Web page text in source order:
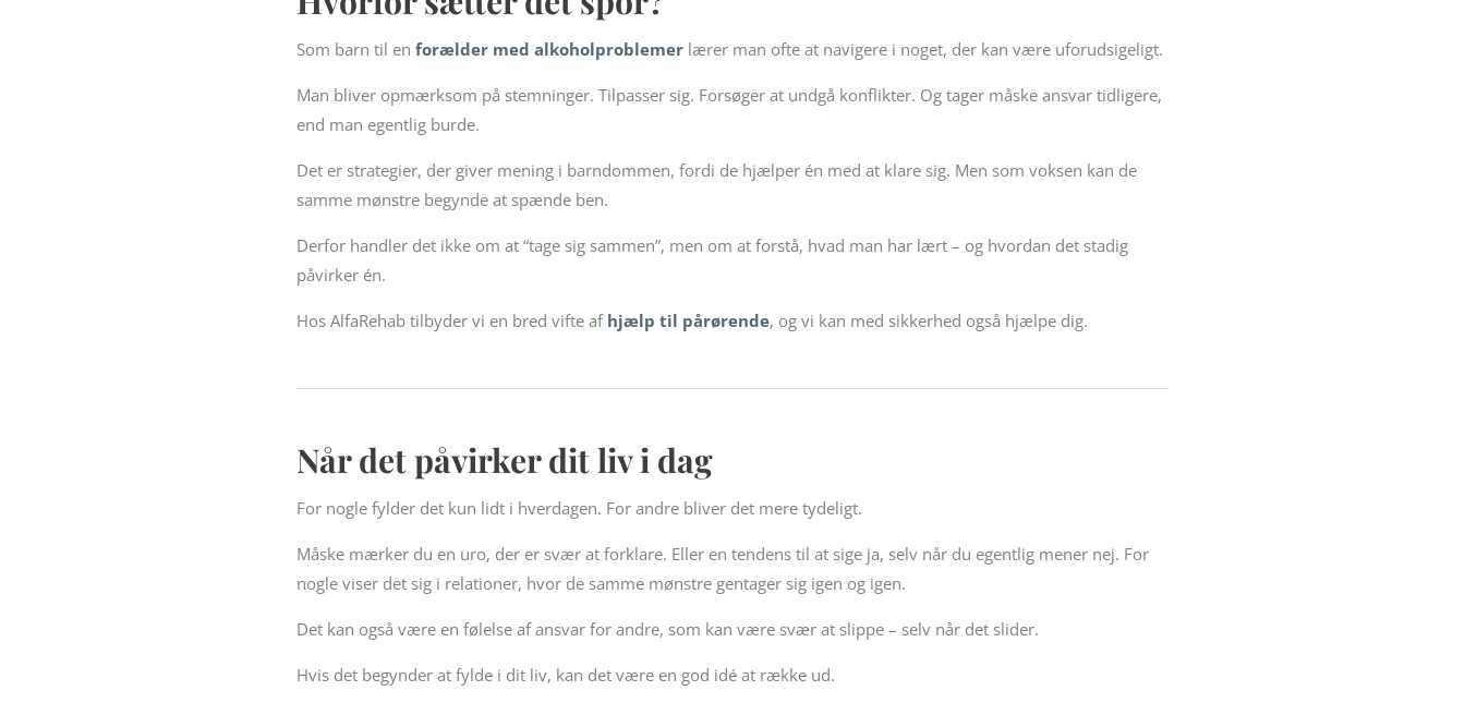
Som barn til en forælder med alkoholproblemer lærer man ofte at navigere i noget, der kan være uforudsigeligt.
Man bliver opmærksom på stemninger. Tilpasser sig. Forsøger at undgå konflikter. Og tager måske ansvar tidligere,
end man egentlig burde.
Det er strategier, der giver mening i barndommen, fordi de hjælper én med at klare sig. Men som voksen kan de
samme mønstre begynde at spænde ben.
Derfor handler det ikke om at “tage sig sammen”, men om at forstå, hvad man har lært – og hvordan det stadig
påvirker én.
Hos AlfaRehab tilbyder vi en bred vifte af hjælp til pårørende, og vi kan med sikkerhed også hjælpe dig.
Når det påvirker dit liv i dag
For nogle fylder det kun lidt i hverdagen. For andre bliver det mere tydeligt.
Måske mærker du en uro, der er svær at forklare. Eller en tendens til at sige ja, selv når du egentlig mener nej. For
nogle viser det sig i relationer, hvor de samme mønstre gentager sig igen og igen.
Det kan også være en følelse af ansvar for andre, som kan være svær at slippe – selv når det slider.
Hvis det begynder at fylde i dit liv, kan det være en god idé at række ud.